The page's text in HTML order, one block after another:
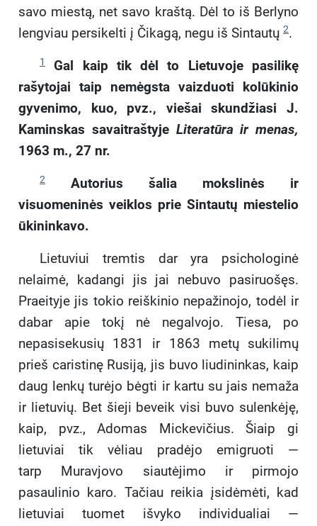
savo miestą, net savo kraštą. Dėl to iš Berlyno
lengviau persikelti į Čikagą, negu iš Sintautų 2.
1
Gal kaip tik dėl to Lietuvoje pasilikę
rašytojai taip nemėgsta vaizduoti kolūkinio
gyvenimo, kuo, pvz., viešai skundžiasi J.
Kaminskas savaitraštyje Literatūra ir menas,
1963 m., 27 nr.
2
Autorius šalia mokslinės ir
visuomeninės veiklos prie Sintautų miestelio
ūkininkavo.
Lietuviui tremtis dar yra psichologinė
nelaimė, kadangi jis jai nebuvo pasiruošęs.
Praeityje jis tokio reiškinio nepažinojo, todėl ir
dabar apie tokį nė negalvojo. Tiesa, po
nepasisekusių 1831 ir 1863 metų sukilimų
prieš caristinę Rusiją, jis buvo liudininkas, kaip
daug lenkų turėjo bėgti ir kartu su jais nemaža
ir lietuvių. Bet šieji beveik visi buvo sulenkėję,
kaip, pvz., Adomas Mickevičius. Šiaip gi
lietuviai tik vėliau pradėjo emigruoti —
tarp Muravjovo siautėjimo ir pirmojo
pasaulinio karo. Tačiau reikia įsidėmėti, kad
lietuviai tuomet išvyko individualiai —